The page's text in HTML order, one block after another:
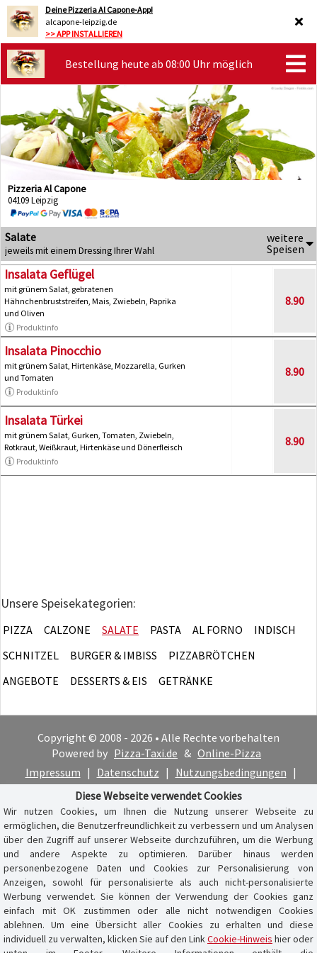
Deine Pizzeria Al Capone-App!
alcapone-leipzig.de
>> APP INSTALLIEREN
Bestellung heute ab 08:00 Uhr möglich
Pizzeria Al Capone
04109 Leipzig
Salate
jeweils mit einem Dressing Ihrer Wahl
weitere
Speisen
Insalata Geflügel
mit grünem Salat, gebratenen
Hähnchenbruststreifen, Mais, Zwiebeln, Paprika
und Oliven
Produktinfo
8.90
Insalata Pinocchio
mit grünem Salat, Hirtenkäse, Mozzarella, Gurken
und Tomaten
Produktinfo
8.90
Insalata Türkei
mit grünem Salat, Gurken, Tomaten, Zwiebeln,
Rotkraut, Weißkraut, Hirtenkäse und Dönerfleisch
Produktinfo
8.90
Unsere Speisekategorien:
PIZZA CALZONE SALATE PASTA AL FORNO
INDISCH
SCHNITZEL
BURGER & IMBISS
PIZZABRÖTCHEN
ANGEBOTE
DESSERTS & EIS GETRÄNKE
Copyright © 2008 - 2026 • Alle Rechte vorbehalten
Powered by Pizza-Taxi.de & Online-Pizza
Impressum | Datenschutz | Nutzungsbedingungen |
Cookie-Hinweis
Diese Webseite verwendet Cookies
Wir nutzen Cookies, um Ihnen die Nutzung unserer Webseite zu
ermöglichen, die Benutzerfreundlichkeit zu verbessern und um Analysen
über den Zugriff auf unserer Webseite durchzuführen, um die Werbung
und andere Aspekte zu optimieren. Darüber hinaus werden
personenbezogene Daten und Cookies zur Personalisierung von
Anzeigen, sowohl für personalisierte als auch nicht-personalisierte
Werbung verwendet. Sie können der Verwendung der Cookies ganz
einfach mit OK zustimmen oder alle nicht notwendigen Cookies
ablehnen. Um eine Übersicht aller Cookies zu erhalten und diese
individuell zu verwalten, klicken Sie auf den LinkCookie-Hinweis hier oder